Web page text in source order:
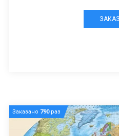
Заказано 790раз